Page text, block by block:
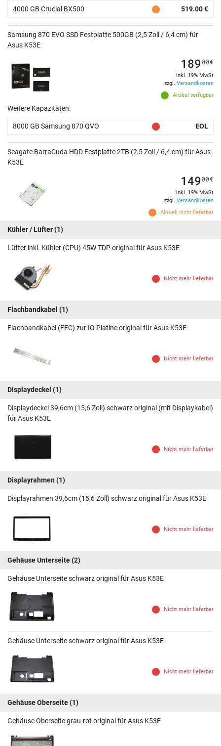
4000 GB Crucial BX500 519.00 €
Samsung 870 EVO SSD Festplatte 500GB (2,5 Zoll / 6,4 cm) für
Asus K53E
Artikel verfügbar
18900€
inkl. 19% MwSt
zzgl. Versandkosten
Weitere Kapazitäten:
8000 GB Samsung 870 QVO EOL
Seagate BarraCuda HDD Festplatte 2TB (2,5 Zoll / 6,4 cm) für Asus
K53E
Aktuell nicht lieferbar
14900€
inkl. 19% MwSt
zzgl. Versandkosten
Kühler / Lüfter(1)
Lüfter inkl. Kühler (CPU) 45W TDP original für Asus K53E
Nicht mehr lieferbar
Flachbandkabel (1)
Flachbandkabel (FFC) zur IO Platine original für Asus K53E
Nicht mehr lieferbar
Displaydeckel (1)
Displaydeckel 39,6cm (15,6 Zoll) schwarz original (mit Displaykabel)
für Asus K53E
Nicht mehr lieferbar
Displayrahmen (1)
Displayrahmen 39,6cm (15,6 Zoll) schwarz original für Asus K53E
Nicht mehr lieferbar
Gehäuse Unterseite(2)
Gehäuse Unterseite schwarz original für Asus K53E
Nicht mehr lieferbar
Gehäuse Unterseite schwarz original für Asus K53E
Nicht mehr lieferbar
Gehäuse Oberseite(1)
Gehäuse Oberseite grau-rot original für Asus K53E